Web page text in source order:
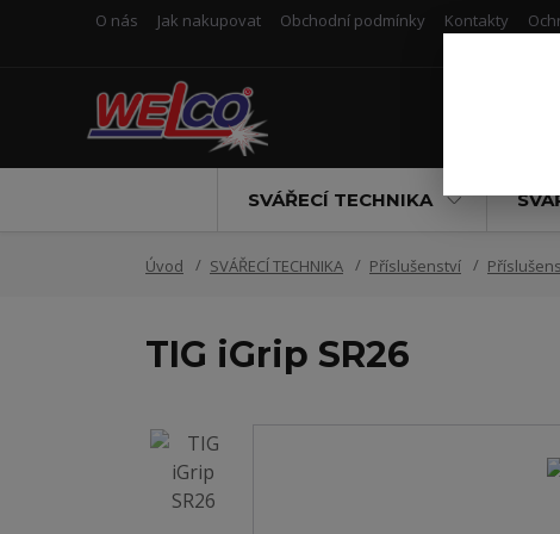
O nás Jak nakupovat Obchodní podmínky Kontakty
SVÁŘECÍ TECHNIKA
Úvod SVÁŘECÍ TECHNIKA Příslušenství
TIG iGrip SR26